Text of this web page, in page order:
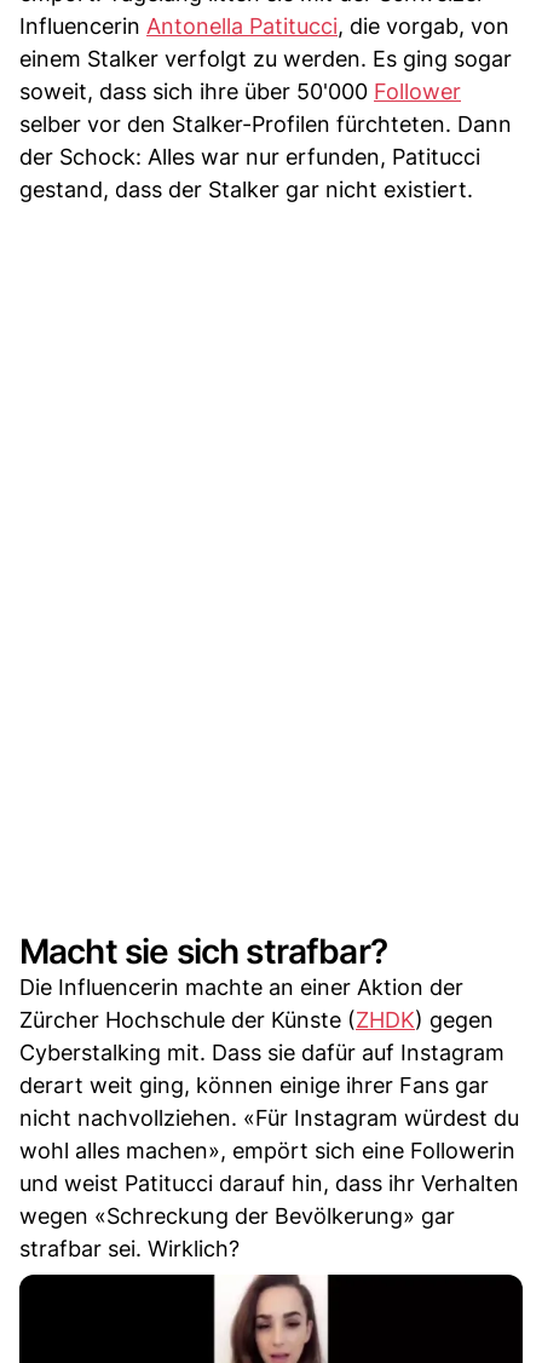
Influencerin Antonella Patitucci, die vorgab, von
einem Stalker verfolgt zu werden. Es ging sogar
soweit, dass sich ihre über 50'000 Follower
selber vor den Stalker-Profilen fürchteten. Dann
der Schock: Alles war nur erfunden, Patitucci
gestand, dass der Stalker gar nicht existiert.
Macht sie sich strafbar?
Die Influencerin machte an einer Aktion der
Zürcher Hochschule der Künste (ZHDK) gegen
Cyberstalking mit. Dass sie dafür auf Instagram
derart weit ging, können einige ihrer Fans gar
nicht nachvollziehen. «Für Instagram würdest du
wohl alles machen», empört sich eine Followerin
und weist Patitucci darauf hin, dass ihr Verhalten
wegen «Schreckung der Bevölkerung» gar
strafbar sei. Wirklich?